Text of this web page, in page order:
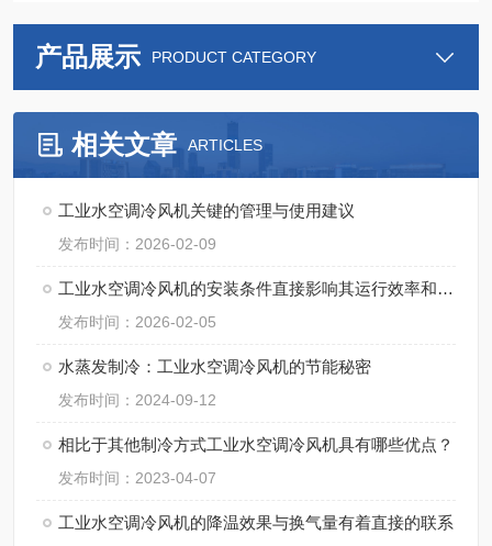
产品展示 PRODUCT CATEGORY
相关文章 ARTICLES
工业水空调冷风机关键的管理与使用建议
发布时间：2026-02-09
工业水空调冷风机的安装条件直接影响其运行效率和使用寿命
发布时间：2026-02-05
水蒸发制冷：工业水空调冷风机的节能秘密
发布时间：2024-09-12
相比于其他制冷方式工业水空调冷风机具有哪些优点？
发布时间：2023-04-07
工业水空调冷风机的降温效果与换气量有着直接的联系